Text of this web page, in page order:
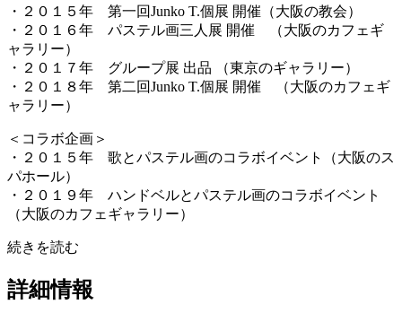
・２０１５年 第一回Junko T.個展 開催（大阪の教会）
・２０１６年 パステル画三人展 開催 （大阪のカフェギ
ャラリー）
・２０１７年 グループ展 出品 （東京のギャラリー）
・２０１８年 第二回Junko T.個展 開催 （大阪のカフェギ
ャラリー）
＜コラボ企画＞
・２０１５年 歌とパステル画のコラボイベント（大阪のス
パホール）
・２０１９年 ハンドベルとパステル画のコラボイベント
（大阪のカフェギャラリー）
続きを読む
詳細情報